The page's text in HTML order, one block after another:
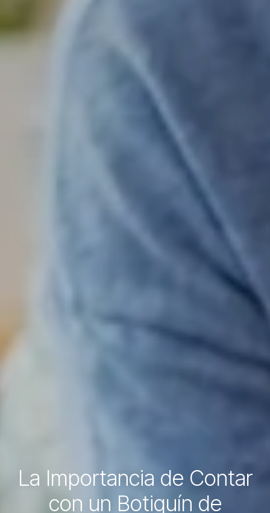
La Importancia de Contar
con un Botiquín de